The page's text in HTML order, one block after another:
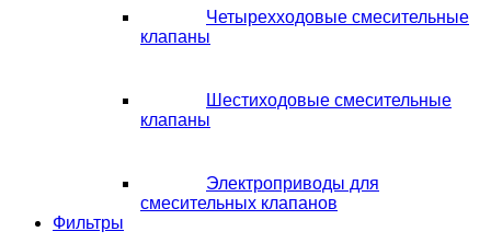
Четырехходовые смесительные
клапаны
Шестиходовые смесительные
клапаны
Электроприводы для
смесительных клапанов
Фильтры